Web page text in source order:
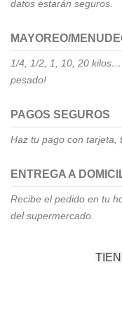
datos estarán seguros.
MAYOREO/
1/4, 1/2, 1, 10, 20
pesado!
PAGOS SEGUROS
Haz tu pago con tarjeta,
ENTREGA A
Recibe el pedido en tu
del supermercado.